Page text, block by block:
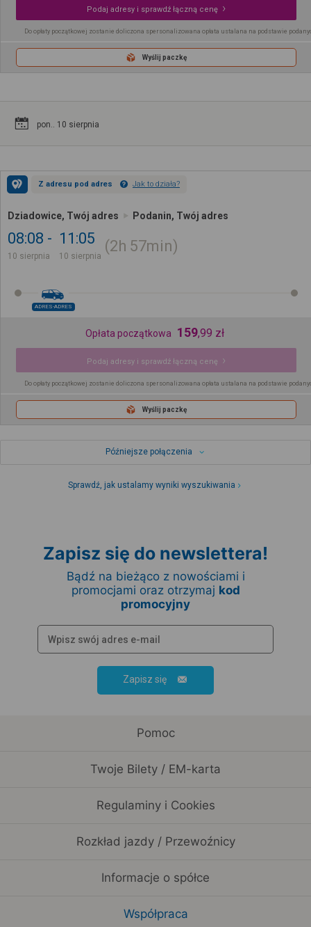
Podaj adresy i sprawdź łączną cenę
Do opłaty początkowej zostanie doliczona spersonalizowana opłata ustalana na podstawie
Wyślij paczkę
pon.. 10 sierpnia
Z adresu pod adres Jak to działa?
Dziadowice, Twój adres Podanin, Twój adres
08:08
10 sierpnia
11:05
10 sierpnia
2h 57min
ADRES-ADRES
Opłata początkowa 159,99 zł
Podaj adresy i sprawdź łączną cenę
Do opłaty początkowej zostanie doliczona spersonalizowana opłata ustalana na podstawie
Wyślij paczkę
Późniejsze połączenia
Sprawdź, jak ustalamy wyniki wyszukiwania
Zapisz się do newslettera!
Bądź na bieżąco z nowościami i
promocjami oraz otrzymaj kod
promocyjny
Zapisz się
Pomoc
Twoje Bilety / EM-karta
Regulaminy i Cookies
Rozkład jazdy / Przewoźnicy
Informacje o spółce
Współpraca